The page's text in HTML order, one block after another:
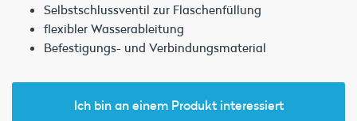
Selbstschlussventil zur Flaschenfüllung
flexibler Wasserableitung
Befestigungs- und Verbindungsmaterial
Ich bin an einem Produkt interessiert